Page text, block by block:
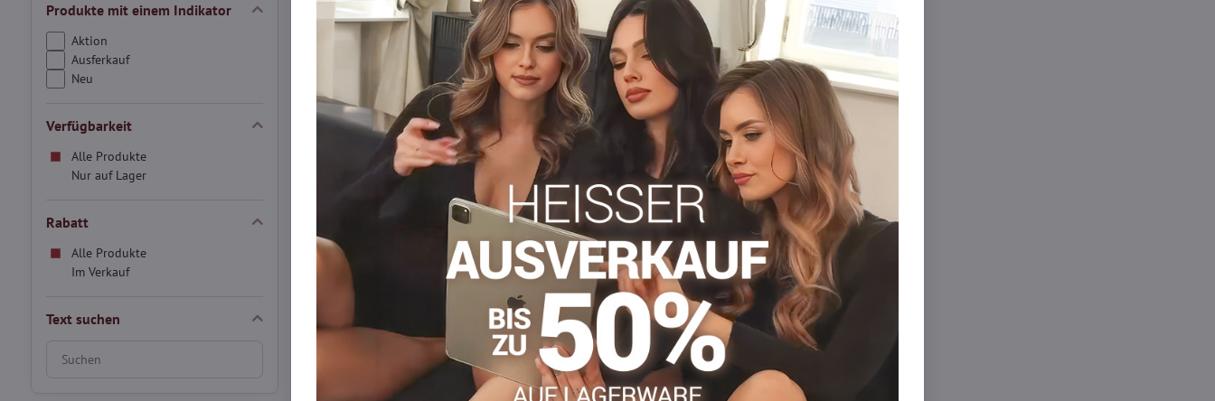
Produkte mit einem Indikator
Aktion
Ausferkauf
Neu
Verfügbarkeit
Alle Produkte
Nur auf Lager
Rabatt
Alle Produkte
Im Verkauf
Text suchen
Suchfilterergebnisse